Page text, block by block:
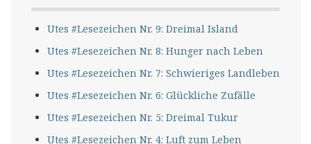
Utes #Lesezeichen Nr. 9: Dreimal Island
Utes #Lesezeichen Nr. 8: Hunger nach Leben
Utes #Lesezeichen Nr. 7: Schwieriges Landleben
Utes #Lesezeichen Nr. 6: Glückliche Zufälle
Utes #Lesezeichen Nr. 5: Dreimal Tukur
Utes #Lesezeichen Nr. 4: Luft zum Leben